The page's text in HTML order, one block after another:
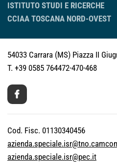
ISTITUTO STUDI E RICERCHE
CCIAA TOSCANA NORD-OVEST
54033 Carrara (MS) Piazza II
T. +39 0585 764472-470-468
Cod. Fisc. 01130340456
azienda.speciale.isr@pec.it